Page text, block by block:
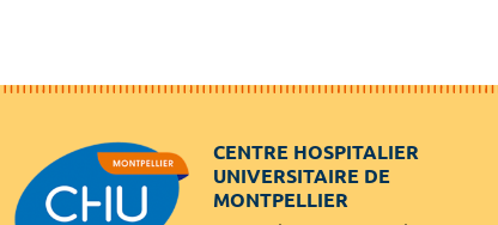
CENTRE HOSPITALIER
UNIVERSITAIRE DE
MONTPELLIER